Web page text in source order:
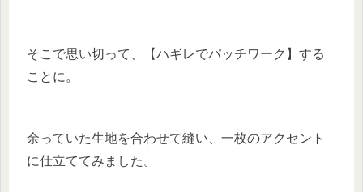
そこで思い切って、【ハギレでパッチワーク】する
ことに。
余っていた生地を合わせて縫い、一枚のアクセント
に仕立ててみました。